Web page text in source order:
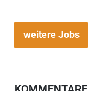
weitere Jobs